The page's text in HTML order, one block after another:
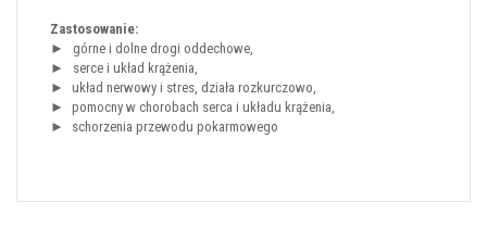
Zastosowanie:
► górne i dolne drogi oddechowe,
► serce i układ krążenia,
►
układ nerwowy i stres, działa rozkurczowo,
►
pomocny w chorobach serca i układu krążenia,
►
schorzenia przewodu pokarmowego